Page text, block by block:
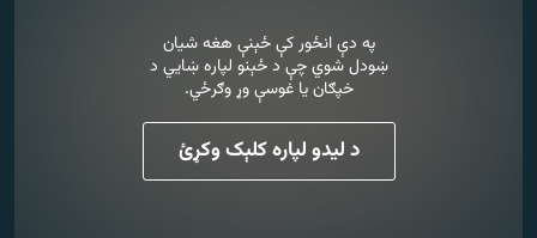
په دې انځور کې ځېنې هغه شیان
ښودل شوي چې د ځېنو لپاره ښايي د
خپګان یا غوسې وړ وګرځي.
د لیدو لپاره کلېک وکړئ